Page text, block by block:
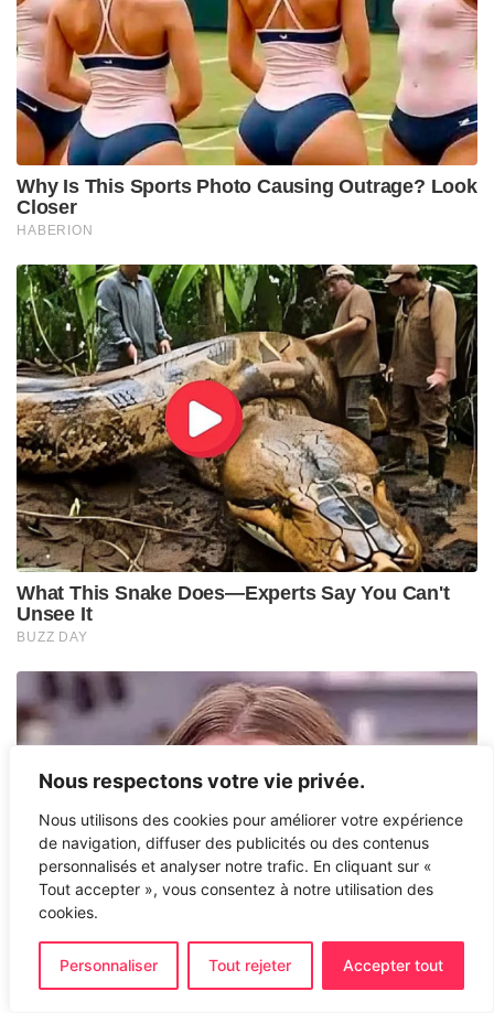
Nous respectons votre vie privée.
Nous utilisons des cookies pour améliorer votre expérience
de navigation, diffuser des publicités ou des contenus
personnalisés et analyser notre trafic. En cliquant sur «
Tout accepter », vous consentez à notre utilisation des
cookies.
Personnaliser Tout rejeter Accepter tout